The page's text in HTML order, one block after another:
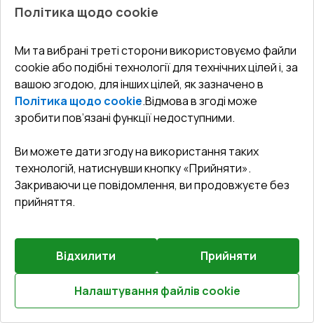
Розрахуй онлайн
Білий (RAL 9016) з двох сторін
Профільна система: 3 камерна
Глибина профілю :
Ущільнення
₴34,783.93
₴24,348.75
Детальніше / Змінити
Поріг 24mm (E60)
Докладніше
Політика щодо cookie
Ми та вибрані треті сторони використовуємо файли
cookie або подібні технології для технічних цілей і, за
вашою згодою, для інших цілей, як зазначено в
Політика щодо cookie.Відмова в згоді може
зробити пов’язані функції недоступними.
Ви можете дати згоду на використання таких
технологій, натиснувши кнопку «Прийняти».
Закриваючи це повідомлення, ви продовжуєте без
прийняття.
Відхилити Прийняти
Налаштування файлів cookie